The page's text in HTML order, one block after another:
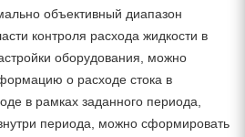
объективный диапазон
контроля расхода жидкости в
оборудования, можно
о расходе стока в
в рамках заданного периода,
периода, можно сформировать